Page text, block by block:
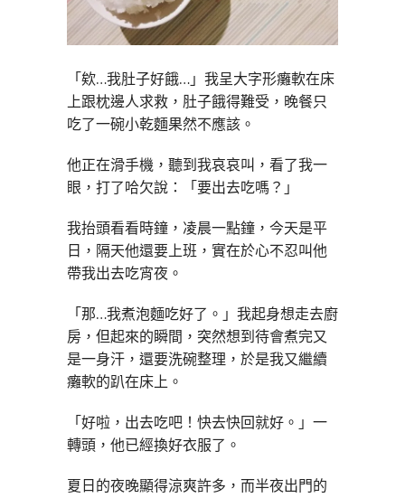
「欸…我肚子好餓…」我呈大字形癱軟在床
上跟枕邊人求救，肚子餓得難受，晚餐只
吃了一碗小乾麵果然不應該。
他正在滑手機，聽到我哀哀叫，看了我一
眼，打了哈欠說：「要出去吃嗎？」
我抬頭看看時鐘，凌晨一點鐘，今天是平
日，隔天他還要上班，實在於心不忍叫他
帶我出去吃宵夜。
「那…我煮泡麵吃好了。」我起身想走去廚
房，但起來的瞬間，突然想到待會煮完又
是一身汗，還要洗碗整理，於是我又繼續
癱軟的趴在床上。
「好啦，出去吃吧！快去快回就好。」一
轉頭，他已經換好衣服了。
夏日的夜晚顯得涼爽許多，而半夜出門的